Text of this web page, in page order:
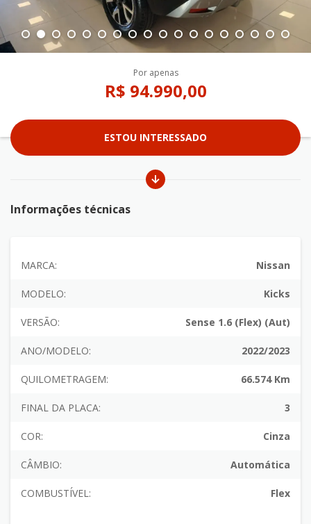
Por apenas
R$ 94.990,00
ESTOU INTERESSADO
Informações técnicas
MARCA: Nissan
MODELO: Kicks
VERSÃO: Sense 1.6 (Flex) (Aut)
ANO/MODELO: 2022/2023
QUILOMETRAGEM: 66.574 Km
FINAL DA PLACA: 3
COR: Cinza
CÂMBIO: Automática
COMBUSTÍVEL: Flex